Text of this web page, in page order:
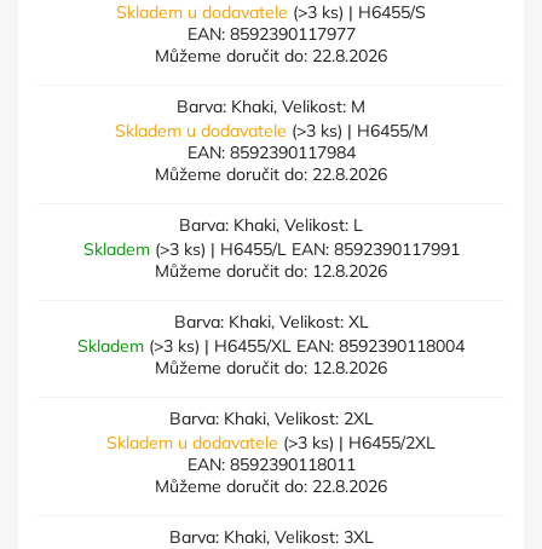
Skladem u dodavatele (>3 ks) | H6455/S
EAN: 8592390117977
Můžeme doručit do: 22.8.2026
Barva: Khaki, Velikost: M
Skladem u dodavatele (>3 ks) | H6455/M
EAN: 8592390117984
Můžeme doručit do: 22.8.2026
Barva: Khaki, Velikost: L
Skladem (>3 ks) | H6455/L EAN: 8592390117991
Můžeme doručit do: 12.8.2026
Barva: Khaki, Velikost: XL
Skladem (>3 ks) | H6455/XL EAN: 8592390118004
Můžeme doručit do: 12.8.2026
Barva: Khaki, Velikost: 2XL
Skladem u dodavatele (>3 ks) | H6455/2XL
EAN: 8592390118011
Můžeme doručit do: 22.8.2026
Barva: Khaki, Velikost: 3XL